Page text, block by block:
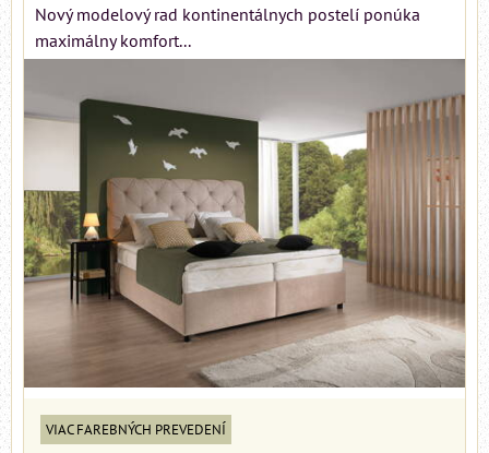
Nový modelový rad kontinentálnych postelí ponúka
maximálny komfort...
VIAC FAREBNÝCH PREVEDENÍ